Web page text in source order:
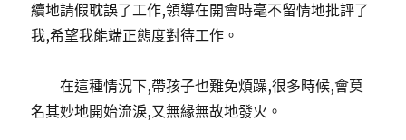
續地請假耽誤了工作,領導在開會時毫不留情地批評了
我,希望我能端正態度對待工作。
在這種情況下,帶孩子也難免煩躁,很多時候,會莫
名其妙地開始流淚,又無緣無故地發火。